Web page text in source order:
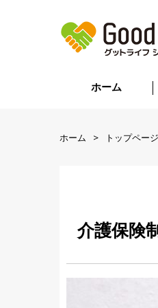
ホーム
ホーム トップページ
介護保険